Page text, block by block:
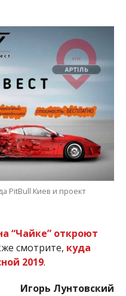
PitBull Киев и проект
“Чайке” откроют
смотрите, куда
2019.
Игорь Лунтовский